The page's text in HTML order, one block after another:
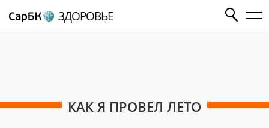
ЗДОРОВЬЕ
КАК Я ПРОВЕЛ ЛЕТО